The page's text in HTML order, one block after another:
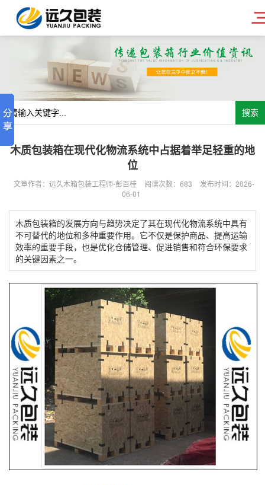
搜索
木质包装箱在现代化物流系统中占据着举足轻重的地
位
文章作者：远久木箱包装工程师-彭百桂 阅读次数： 683
发布时间：2026-
06-01
木质包装箱的发展方向与趋势决定了其在现代化物流系统中具有
不可替代的地位和多种重要作用。它不仅是保护商品、提高运输
效率的重要手段，也是优化仓储管理、促进销售和符合环保要求
的关键因素之一。